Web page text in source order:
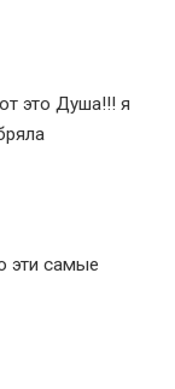
это Душа!!! я
эти самые